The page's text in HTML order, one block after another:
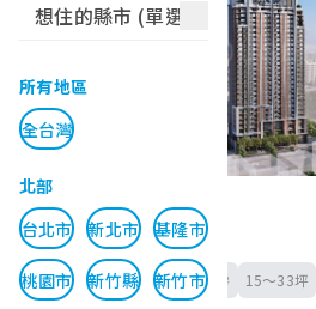
想住的縣市 (單選)
所有地區
全台灣
北部
台北市
新北市 基隆市
桃園市 新竹縣 新竹市
亞昕織御
價格待定
預售屋 住宅大樓 1～3房 15～33坪